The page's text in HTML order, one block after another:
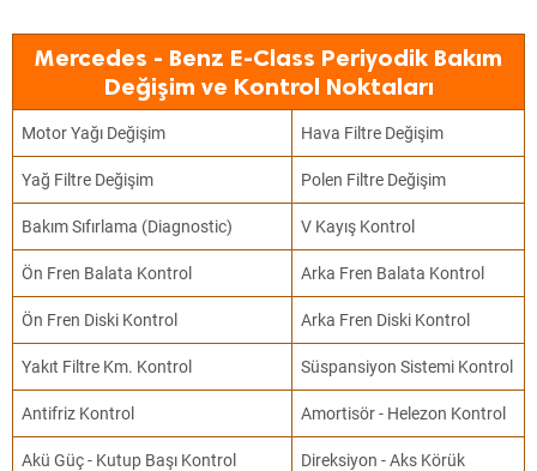
Mercedes - Benz E-Class Periyodik Bakım
Değişim ve Kontrol Noktaları
Motor Yağı Değişim Hava Filtre Değişim
Yağ Filtre Değişim Polen Filtre Değişim
Bakım Sıfırlama (Diagnostic) V Kayış Kontrol
Ön Fren Balata Kontrol Arka Fren Balata Kontrol
Ön Fren Diski Kontrol Arka Fren Diski Kontrol
Yakıt Filtre Km. Kontrol Süspansiyon Sistemi Kontrol
Antifriz Kontrol Amortisör - Helezon Kontrol
Akü Güç - Kutup Başı Kontrol
Direksiyon - Aks Körük